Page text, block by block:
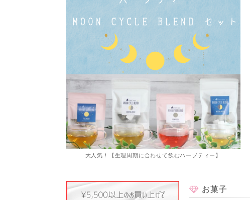
大人気！【生理周期に合わせて飲むハーブティー】
お菓子